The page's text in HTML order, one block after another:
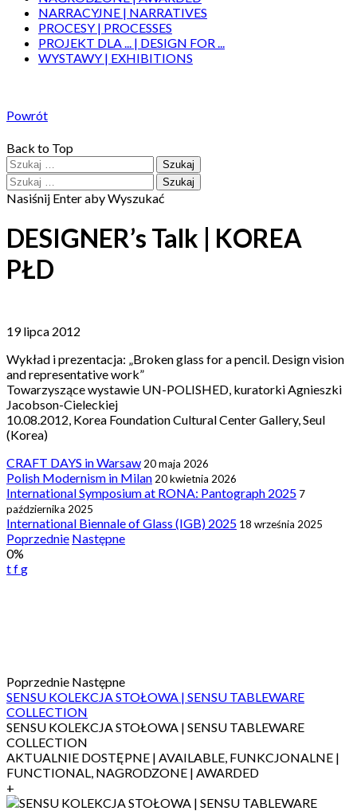
NARRACYJNE | NARRATIVES
PROCESY | PROCESSES
PROJEKT DLA ... | DESIGN FOR ...
WYSTAWY | EXHIBITIONS
Powrót
Back to Top
Szukaj:
Szukaj:
Nasiśnij Enter aby Wyszukać
DESIGNER’s Talk | KOREA
PŁD
19 lipca 2012
Wykład i prezentacja: „Broken glass for a pencil. Design vision
and representative work”
Towarzyszące wystawie UN-POLISHED, kuratorki Agnieszki
Jacobson-Cieleckiej
10.08.2012, Korea Foundation Cultural Center Gallery, Seul
(Korea)
CRAFT DAYS in Warsaw 20 maja 2026
Polish Modernism in Milan 20 kwietnia 2026
International Symposium at RONA: Pantograph 2025 7
października 2025
International Biennale of Glass (IGB) 2025 18 września 2025
Post
navigation
Poprzednie Następne
0%
tfg
Poprzednie Następne
SENSU KOLEKCJA STOŁOWA | SENSU TABLEWARE
COLLECTION
SENSU KOLEKCJA STOŁOWA | SENSU TABLEWARE
COLLECTION
AKTUALNIE DOSTĘPNE | AVAILABLE, FUNKCJONALNE |
FUNCTIONAL, NAGRODZONE | AWARDED
+